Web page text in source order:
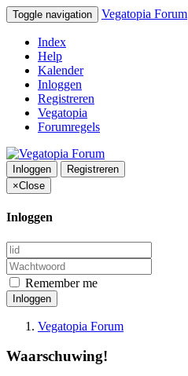
Toggle navigation Vegatopia Forum
Index
Help
Kalender
Inloggen
Registreren
Vegatopia
Forumregels
Inloggen
Registreren
×Close
Inloggen
Remember me
Inloggen
Vegatopia Forum
Waarschuwing!